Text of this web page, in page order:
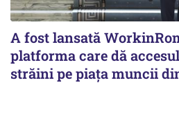
A fost lansată
platforma care dă
străini pe piața muncii